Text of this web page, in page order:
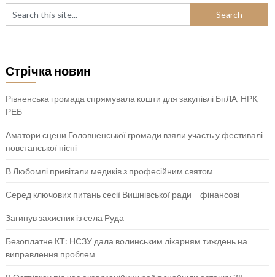
Стрічка новин
Рівненська громада спрямувала кошти для закупівлі БпЛА, НРК,
РЕБ
Аматори сцени Головненської громади взяли участь у фестивалі
повстанської пісні
В Любомлі привітали медиків з професійним святом
Серед ключових питань сесії Вишнівської ради – фінансові
Загинув захисник із села Руда
Безоплатне КТ: НСЗУ дала волинським лікарням тиждень на
виправлення проблем